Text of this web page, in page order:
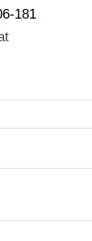
181